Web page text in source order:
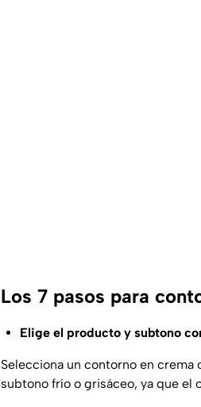
Los 7 pasos para
Elige el producto y subtono
Selecciona un contorno en crema
subtono frío o grisáceo, ya que el